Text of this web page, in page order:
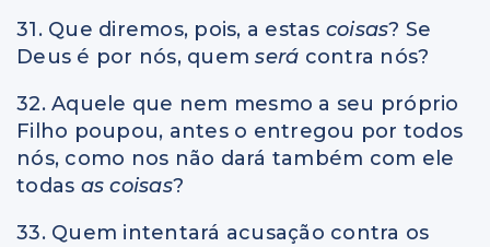
31. Que diremos, pois, a estas coisas? Se
Deus é por nós, quemserá contra nós?
32. Aquele que nem mesmo a seu próprio
Filho poupou, antes o entregou por todos
nós, como nos não dará também com ele
todas as coisas?
33. Quem intentará acusação contra os